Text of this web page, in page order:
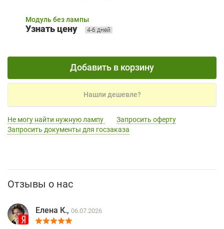
Модуль без лампы
Узнать цену 4-6 дней
Добавить в корзину
Нашли дешевле?
Не могу найти нужную лампу
Запросить оферту
Запросить документы для госзаказа
Отзывы о нас
Елена К., 06.07.2026